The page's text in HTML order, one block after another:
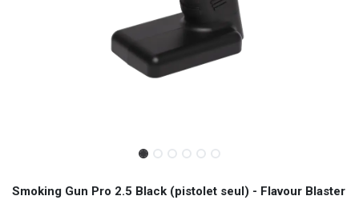
Smoking Gun Pro 2.5 Black (pistolet seul) - Flavour Blaster